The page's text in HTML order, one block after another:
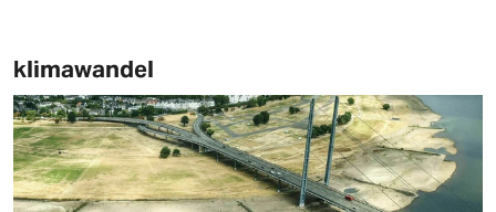
klimawandel